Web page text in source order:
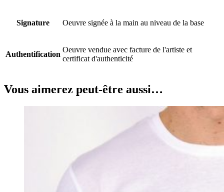
Signature Oeuvre signée à la main au niveau de la base
Authentification
Oeuvre vendue avec facture de l'artiste et
certificat d'authenticité
Vous aimerez peut-être aussi…